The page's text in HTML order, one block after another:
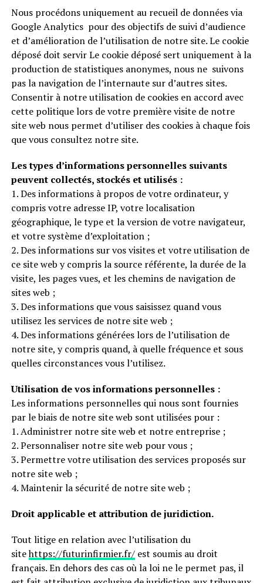
Nous procédons uniquement au recueil de données via
Google Analytics pour des objectifs de suivi d’audience
et d’amélioration de l’utilisation de notre site. Le cookie
déposé doit servir Le cookie déposé sert uniquement à la
production de statistiques anonymes, nous ne suivons
pas la navigation de l’internaute sur d’autres sites.
Consentir à notre utilisation de cookies en accord avec
cette politique lors de votre première visite de notre
site web nous permet d’utiliser des cookies à chaque fois
que vous consultez notre site.
Les types d’informations personnelles suivants
peuvent collectés, stockés et utilisés :
1. Des informations à propos de votre ordinateur, y
compris votre adresse IP, votre localisation
géographique, le type et la version de votre navigateur,
et votre système d’exploitation ;
2. Des informations sur vos visites et votre utilisation de
ce site web y compris la source référente, la durée de la
visite, les pages vues, et les chemins de navigation de
sites web ;
3. Des informations que vous saisissez quand vous
utilisez les services de notre site web ;
4. Des informations générées lors de l’utilisation de
notre site, y compris quand, à quelle fréquence et sous
quelles circonstances vous l’utilisez.
Utilisation de vos informations personnelles :
Les informations personnelles qui nous sont fournies
par le biais de notre site web sont utilisées pour :
1. Administrer notre site web et notre entreprise ;
2. Personnaliser notre site web pour vous ;
3. Permettre votre utilisation des services proposés sur
notre site web ;
4. Maintenir la sécurité de notre site web ;
Droit applicable et attribution de juridiction.
Tout litige en relation avec l’utilisation du
sitehttps://futurinfirmier.fr/est soumis au droit
français. En dehors des cas où la loi ne le permet pas, il